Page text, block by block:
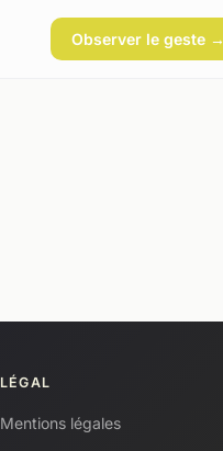
Observer le geste →
LÉGAL
Mentions légales